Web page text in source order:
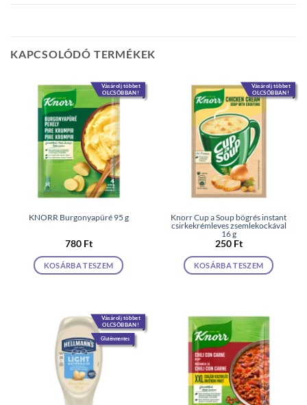
KAPCSOLÓDÓ TERMÉKEK
Vásárolj többet
OLCSÓBBAN!
KNORR Burgonyapüré 95 g
780 Ft
KOSÁRBA TESZEM
Vásárolj többet
OLCSÓBBAN!
Knorr Cup a Soup bögrés instant
csirkekrémleves zsemlekockával
16 g
250 Ft
KOSÁRBA TESZEM
Vásárolj többet
OLCSÓBBAN!
Gluténmentes